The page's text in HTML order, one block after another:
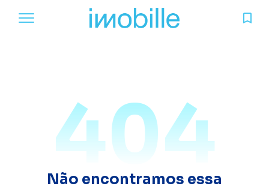
404
Não encontramos essa